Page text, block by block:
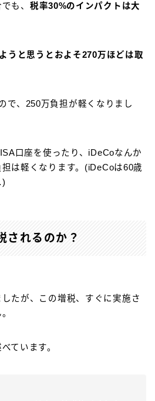
も、 税率30%のインパクト は大
うと思うとおよそ270万ほどは取
で、250万負担が軽くなりまし
口座を使ったり、iDeCoなんか
は軽くなります。(iDeCoは60歳
されるのか？
たが、この増税、すぐに実施さ
ています。